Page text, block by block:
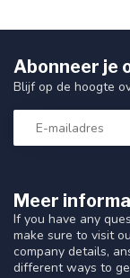
Meer
If you have any
make sure to visit
company details,
different ways to
Abonneer je
Blijf op de hoogte